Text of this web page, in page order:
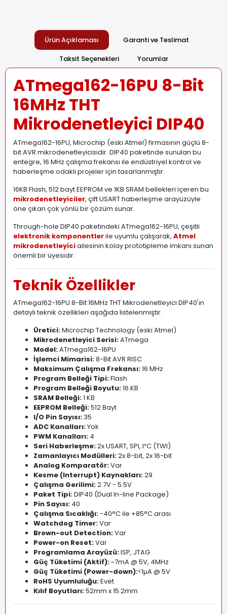
Ürün Açıklaması
Garanti ve Teslimat
Taksit Seçenekleri
Yorumlar
ATmega162-16PU 8-Bit
16MHz THT
Mikrodenetleyici DIP40
ATmega162-16PU, Microchip (eski Atmel) firmasının güçlü 8-
bit AVR mikrodenetleyicisidir. DIP40 paketinde sunulan bu
entegre, 16 MHz çalışma frekansı ile endüstriyel kontrol ve
haberleşme odaklı projeler için tasarlanmıştır.
16KB Flash, 512 bayt EEPROM ve 1KB SRAM bellekleri içeren bu
mikrodenetleyiciler, çift USART haberleşme arayüzüyle
öne çıkan çok yönlü bir çözüm sunar.
Through-hole DIP40 paketindeki ATmega162-16PU, çeşitli
elektronik komponentlerile uyumlu çalışarak, Atmel
mikrodenetleyiciailesinin kolay prototipleme imkanı sunan
önemli bir üyesidir.
Teknik Özellikler
ATmega162-16PU 8-Bit 16MHz THT Mikrodenetleyici DIP40'ın
detaylı teknik özellikleri aşağıda listelenmiştir.
Üretici:Microchip Technology (eski Atmel)
Mikrodenetleyici Serisi:ATmega
Model:ATmega162-16PU
İşlemci Mimarisi:8-Bit AVR RISC
Maksimum Çalışma Frekansı:16 MHz
Program Belleği Tipi:Flash
Program Belleği Boyutu:16.KB
SRAM Belleği:1 KB
EEPROM Belleği:512 Bayt
I/O Pin Sayısı:35
ADC Kanalları:Yok
PWM Kanalları: 4
Seri Haberleşme:2x USART, SPI, I²C (TWI)
Zamanlayıcı Modülleri:2x 8-bit, 2x 16-bit
Analog Komparatör:Var
Kesme (Interrupt) Kaynakları:29
Çalışma Gerilimi:2.7V - 5.5V
Paket Tipi:DIP40 (Dual In-line Package)
Pin Sayısı: 40
Çalışma Sıcaklığı:-40°C ile +85°C arası
Watchdog Timer:Var
Brown-out Detection:Var
Power-on Reset:Var
Programlama Arayüzü:ISP, JTAG
Güç Tüketimi (Aktif):~7mA @ 5V, 4MHz
Güç Tüketimi (Power-down):<1µA @ 5V
RoHS Uyumluluğu:Evet
Kılıf Boyutları:52mm x 15.2mm